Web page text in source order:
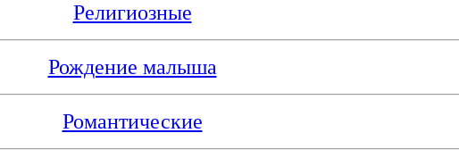
Религиозные
Рождение малыша
Романтические